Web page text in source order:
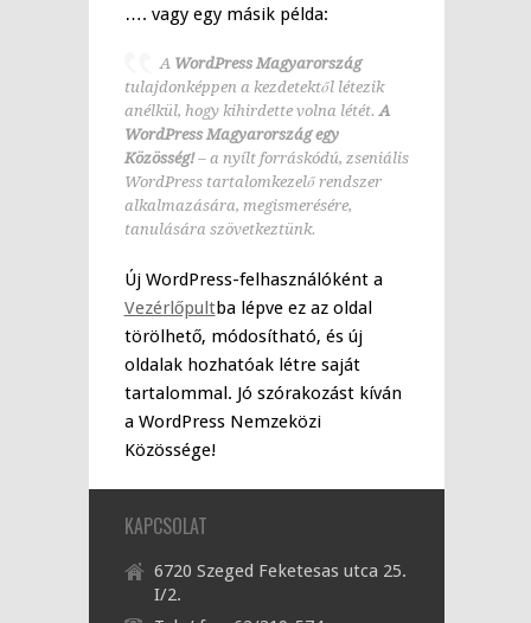
…. vagy egy másik példa:
A WordPress Magyarország
tulajdonképpen a kezdetektől létezik
anélkül, hogy kihirdette volna létét. A
WordPress Magyarország egy
Közösség!– a nyílt forráskódú, zseniális
WordPress tartalomkezelő rendszer
alkalmazására, megismerésére,
tanulására szövetkeztünk.
Új WordPress-felhasználóként a
Vezérlőpultba lépve ez az oldal
törölhető, módosítható, és új
oldalak hozhatóak létre saját
tartalommal. Jó szórakozást kíván
a WordPress Nemzeközi
Közössége!
KAPCSOLAT
6720 Szeged Feketesas utca 25.
I/2.